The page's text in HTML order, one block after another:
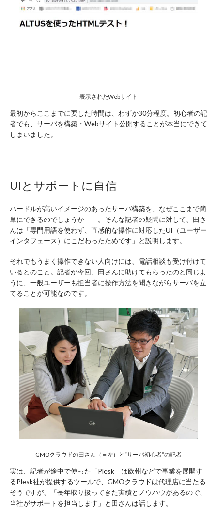
表示されたWebサイト
最初からここまでに要した時間は、わずか30分程度。初心者の記
者でも、サーバを構築・Webサイト公開することが本当にできて
しまいました。
UIとサポートに自信
ハードルが高いイメージのあったサーバ構築を、なぜここまで簡
単にできるのでしょうか――。そんな記者の疑問に対して、田さ
んは「専門用語を使わず、直感的な操作に対応したUI（ユーザー
インタフェース）にこだわったためです」と説明します。
それでもうまく操作できない人向けには、電話相談も受け付けて
いるとのこと。記者が今回、田さんに助けてもらったのと同じよ
うに、一般ユーザーも担当者に操作方法を聞きながらサーバを立
てることが可能なのです。
GMOクラウドの田さん（＝左）と“サーバ初心者”の記者
実は、記者が途中で使った「Plesk」は欧州などで事業を展開す
るPlesk社が提供するツールで、GMOクラウドは代理店に当たる
そうですが、「長年取り扱ってきた実績とノウハウがあるので、
当社がサポートを担当します」と田さんは話します。